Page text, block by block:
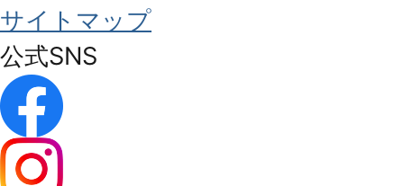
サイトマップ
公式SNS